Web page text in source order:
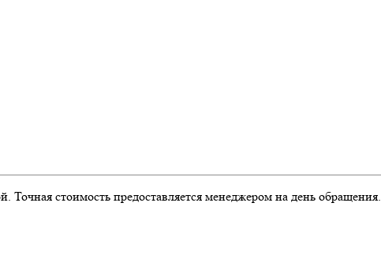
стоимость предоставляется менеджером на день обращения.